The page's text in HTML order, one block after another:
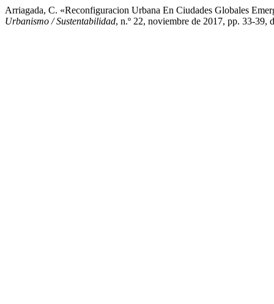
Arriagada, C. «Reconfiguracion Urbana En Ciudades Globales
Urbanismo / Sustentabilidad, n.º 22, noviembre de 2017, pp. 33-39,